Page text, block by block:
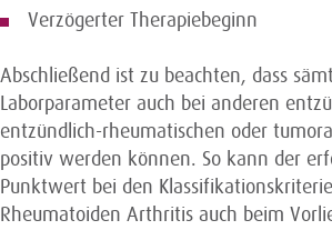
Verzögerter Therapiebeginn
Abschließend ist zu beachten, dass
Laborparameter auch bei anderen
entzündlich-rheumatischen oder
positiv werden können. So kann der
Punktwert bei den
Rheumatoiden Arthritis auch beim